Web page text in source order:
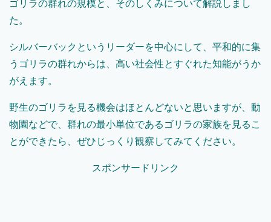
ゴリラの群れの規模と、そのしくみについて解説しまし
た。
シルバーバックというリーダーを中心にして、平和的に集
うゴリラの群れからは、高い社会性とすぐれた知能がうか
がえます。
野生のゴリラを見る機会はほとんどないと思いますが、動
物園などで、群れの最小単位であるゴリラの家族を見るこ
とができたら、ぜひじっくり観察してみてください。
スポンサードリンク